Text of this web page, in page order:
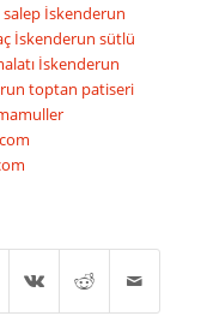
İskenderun
İskenderun sütlü
İskenderun
toptan patiseri